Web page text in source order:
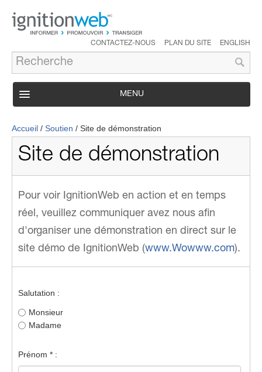
CONTACTEZ-NOUS PLAN DU SITE ENGLISH
MENU
SERVICES
ÉTUDES DE CAS
ENTREPRISE
Accueil / Soutien / Site de démonstration
Site de démonstration
Pour voir IgnitionWeb en action et en temps
réel, veuillez communiquer avez nous afin
d'organiser une démonstration en direct sur le
site démo de IgnitionWeb (www.Wowww.com).
Salutation :
Monsieur
Madame
Prénom * :